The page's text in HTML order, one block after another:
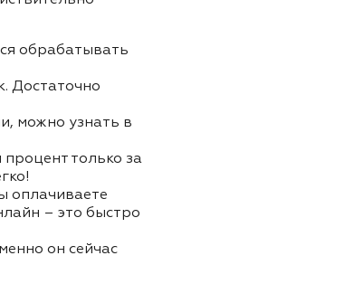
обрабатывать
Достаточно
можно узнать в
процент только за
оплачиваете
– это быстро
он сейчас